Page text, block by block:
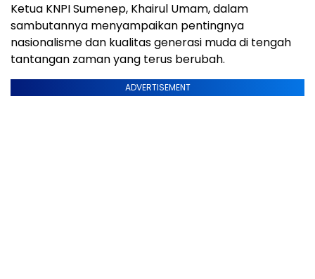
Ketua KNPI Sumenep, Khairul Umam, dalam
sambutannya menyampaikan pentingnya
nasionalisme dan kualitas generasi muda di tengah
tantangan zaman yang terus berubah.
ADVERTISEMENT